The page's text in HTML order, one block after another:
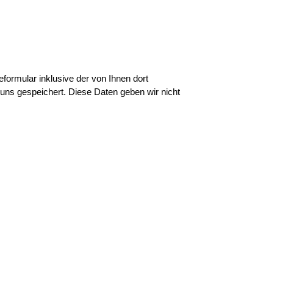
inklusive der von Ihnen dort
gespeichert. Diese Daten geben wir nicht